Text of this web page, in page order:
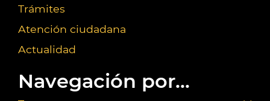
Trámites
Atención ciudadana
Actualidad
Navegación por...